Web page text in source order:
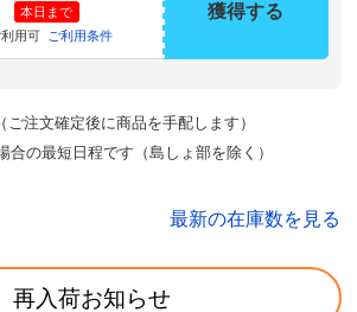
本日まで
用可
ご利用条件
獲得する
（ご注文確定後に商品を手配します）
の最短日程です（島しょ部を除く）
最新の在庫数を見る
再入荷お知らせ